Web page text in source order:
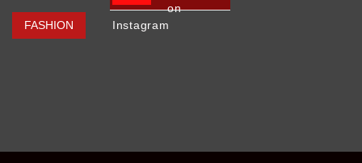
FASHION
on
Instagram